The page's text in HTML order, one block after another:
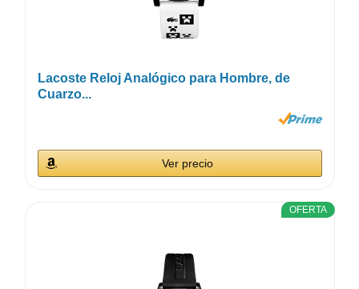
Lacoste Reloj Analógico para Hombre, de
Cuarzo...
Ver precio
OFERTA